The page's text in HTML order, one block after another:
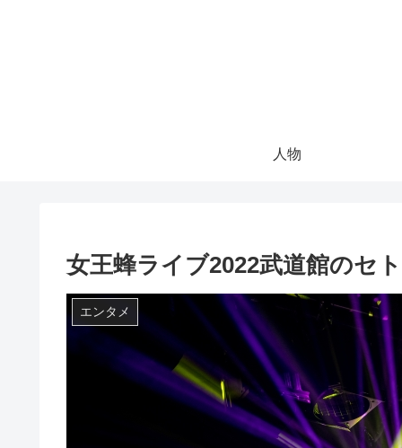
人物
女王蜂ライブ2022武道館のセ
エンタメ